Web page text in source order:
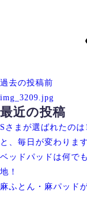
過去の投稿前
img_3209.jpg
最近の投稿
Sさまが選ばれたの
と、毎日が変わります
ベッドパッドは何で
地！
麻ふとん・麻パッド